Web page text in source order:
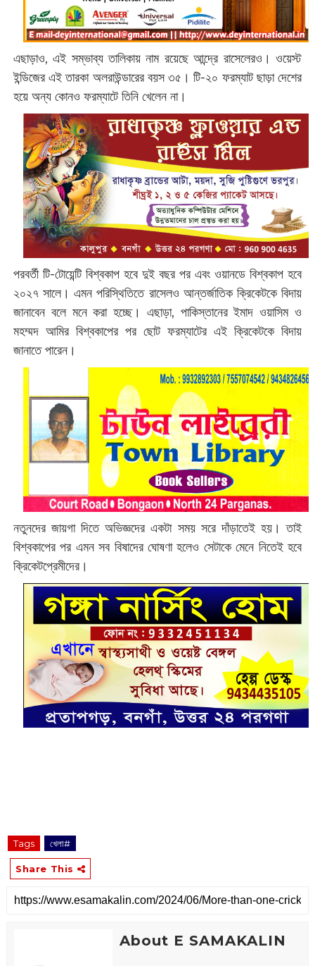
এছাড়াও, এই সম্ভাব্য তালিকায় নাম রয়েছে আন্দ্রে রাসেলেরও। ওয়েস্ট
ইন্ডিজের এই তারকা অলরাউন্ডারের বয়স ৩৫। টি-২০ ফরম্যাট ছাড়া দেশের
হয়ে অন্য কোনও ফরম্যাটে তিনি খেলেন না।
পরবর্তী টি-টোয়েন্টি বিশ্বকাপ হবে দুই বছর পর এবং ওয়ানডে বিশ্বকাপ হবে
২০২৭ সালে। এমন পরিস্থিতিতে রাসেলও আন্তর্জাতিক ক্রিকেটকে বিদায়
জানাবেন বলে মনে করা হচ্ছে। এছাড়া, পাকিস্তানের ইমাদ ওয়াসিম ও
মহম্মদ আমির বিশ্বকাপের পর ছোট ফরম্যাটের এই ক্রিকেটকে বিদায়
জানাতে পারেন।
নতুনদের জায়গা দিতে অভিজ্ঞদের একটা সময় সরে দাঁড়াতেই হয়। তাই
বিশ্বকাপের পর এমন সব বিষাদের ঘোষণা হলেও সেটাকে মেনে নিতেই হবে
ক্রিকেটপ্রেমীদের।
Tags খেলা#
Share This
About E SAMAKALIN